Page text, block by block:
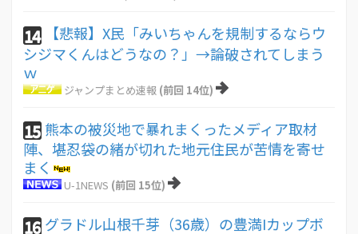
14
【悲報】X民「みいちゃんを規制するならウ
シジマくんはどうなの？」→論破されてしまう
ｗ
ジャンプまとめ速報 (前回 14位)
15 熊本の被災地で暴れまくったメディア取材
陣、堪忍袋の緒が切れた地元住民が苦情を寄せ
まく
U-1NEWS (前回 15位)
16 グラドル山根千芽（36歳）の豊満Iカップボ